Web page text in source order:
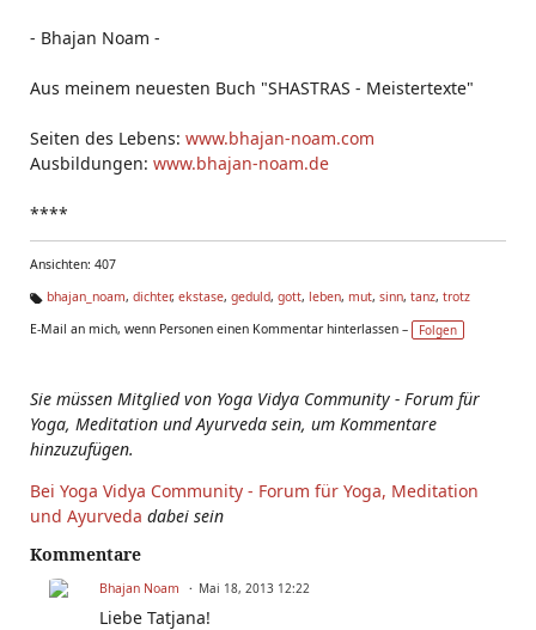
- Bhajan Noam -
Aus meinem neuesten Buch "SHASTRAS - Meistertexte"
Seiten des Lebens: www.bhajan-noam.com
Ausbildungen: www.bhajan-noam.de
****
Ansichten: 407
g
bhajan_noam, dichter, ekstase, geduld, gott, leben, mut, sinn, tanz, trotz
E-Mail an mich, wenn Personen einen Kommentar hinterlassen –
Folgen
Sie müssen Mitglied von Yoga Vidya Community - Forum für
Yoga, Meditation und Ayurveda sein, um Kommentare
hinzuzufügen.
Bei Yoga Vidya Community - Forum für Yoga, Meditation
und Ayurveda dabei sein
Kommentare
Bhajan Noam Mai 18, 2013 12:22
Liebe Tatjana!